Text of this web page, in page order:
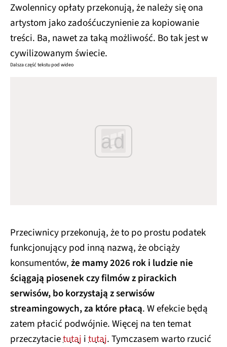
Zwolennicy opłaty przekonują, że należy się ona
artystom jako zadośćuczynienie za kopiowanie
treści. Ba, nawet za taką możliwość. Bo tak jest w
cywilizowanym świecie.
Dalsza część tekstu pod wideo
ad
Przeciwnicy przekonują, że to po prostu podatek
funkcjonujący pod inną nazwą, że obciąży
konsumentów,że mamy 2026 rok i ludzie nie
ściągają piosenek czy filmów z pirackich
serwisów, bo korzystają z serwisów
streamingowych, za które płacą. W efekcie będą
zatem płacić podwójnie. Więcej na ten temat
przeczytacietutaj itutaj. Tymczasem warto rzucić